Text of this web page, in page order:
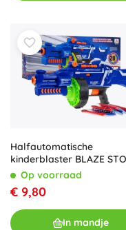
Halfautomatische
kinderblaster BLAZE
6+ met trommelmagazijn
20 foam pijltjes
Op voorraad
€ 9,80
In mandje